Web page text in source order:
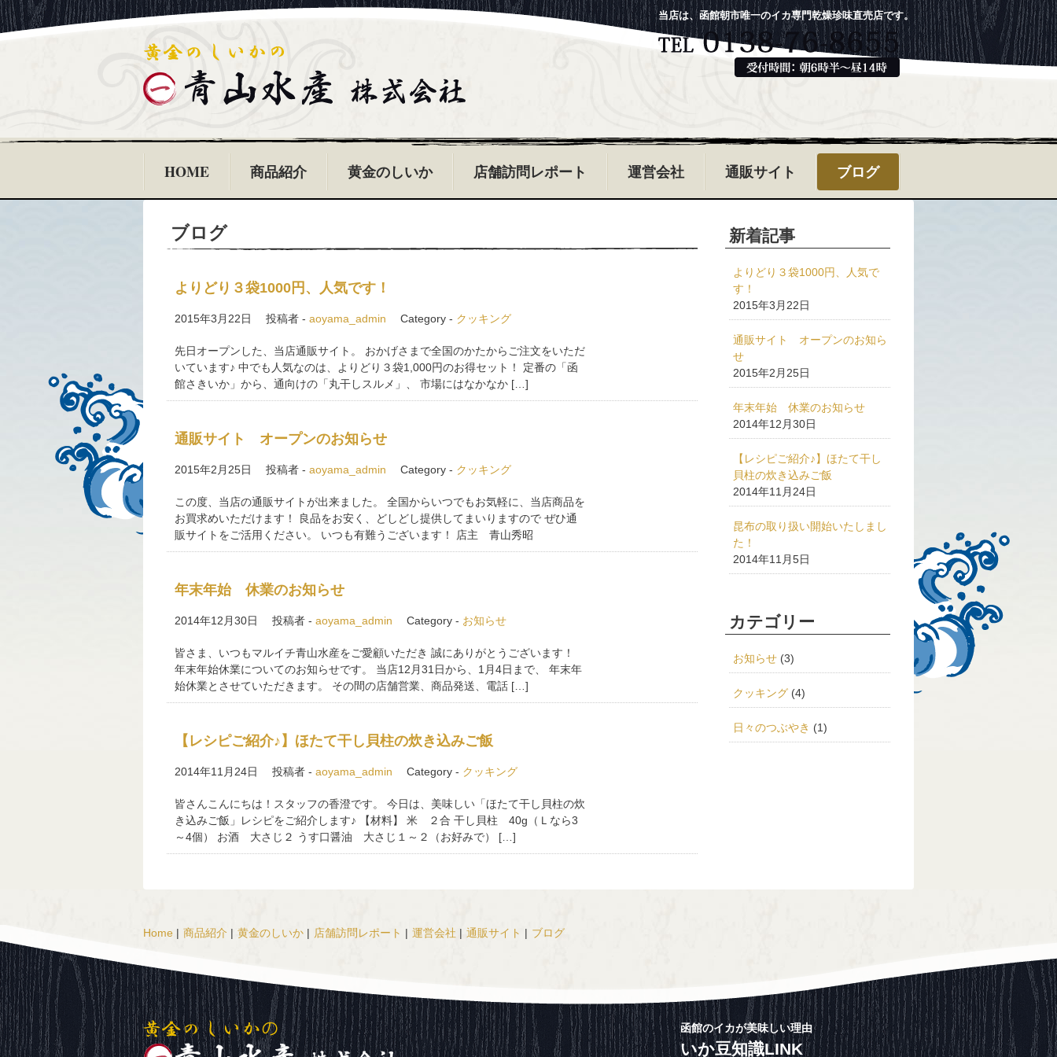
当店は、函館朝市唯一のイカ専門乾燥珍味直売店です。
HOME 商品紹介 黄金のしいか 店舗訪問レポート 運営会社 通販サイト ブログ
ブログ
よりどり３袋1000円、人気です！
2015年3月22日 投稿者 - aoyama_admin Category - クッキング
先日オープンした、当店通販サイト。 おかげさまで全国のかたからご注文をいただ
いています♪ 中でも人気なのは、よりどり３袋1,000円のお得セット！ 定番の「函
館さきいか」から、通向けの「丸干しスルメ」、 市場にはなかなか […]
通販サイト オープンのお知らせ
2015年2月25日 投稿者 - aoyama_admin Category - クッキング
この度、当店の通販サイトが出来ました。 全国からいつでもお気軽に、当店商品を
お買求めいただけます！ 良品をお安く、どしどし提供してまいりますので ぜひ通
販サイトをご活用ください。 いつも有難うございます！ 店主 青山秀昭
年末年始 休業のお知らせ
2014年12月30日 投稿者 - aoyama_admin Category - お知らせ
皆さま、いつもマルイチ青山水産をご愛顧いただき 誠にありがとうございます！
年末年始休業についてのお知らせです。 当店12月31日から、1月4日まで、 年末年
始休業とさせていただきます。 その間の店舗営業、商品発送、電話 […]
【レシピご紹介♪】ほたて干し貝柱の炊き込みご飯
2014年11月24日 投稿者 - aoyama_admin Category - クッキング
皆さんこんにちは！スタッフの香澄です。 今日は、美味しい「ほたて干し貝柱の炊
き込みご飯」レシピをご紹介します♪ 【材料】 米 ２合 干し貝柱 40g（Ｌなら3
～4個） お酒 大さじ２ うす口醤油 大さじ１～２（お好みで） […]
新着記事
よりどり３袋1000円、人気で
す！
2015年3月22日
通販サイト オープンのお知ら
せ
2015年2月25日
年末年始 休業のお知らせ
2014年12月30日
【レシピご紹介♪】ほたて干し
貝柱の炊き込みご飯
2014年11月24日
昆布の取り扱い開始いたしまし
た！
2014年11月5日
カテゴリー
お知らせ (3)
クッキング (4)
日々のつぶやき (1)
Home | 商品紹介 | 黄金のしいか | 店舗訪問レポート | 運営会社 | 通販サイト | ブログ
函館のイカが美味しい理由
いか豆知識LINK